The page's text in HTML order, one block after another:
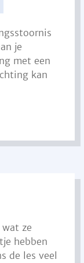
je
met een
kan
ze
hebben
de les veel